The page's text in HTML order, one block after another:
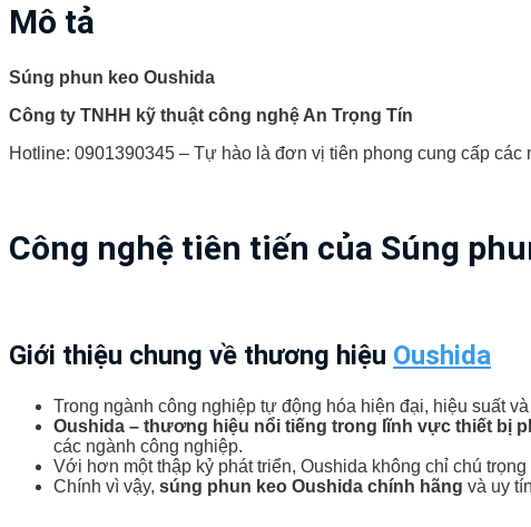
Mô tả
Súng phun keo Oushida
Công ty TNHH kỹ thuật công nghệ An Trọng Tín
Hotline: 0901390345 – Tự hào là đơn vị tiên phong cung cấp
Công nghệ tiên tiến của Súng
Giới thiệu chung về thương hiệu Oushida
Trong ngành công nghiệp tự động hóa hiện đại, hiệu suất
Oushida – thương hiệu nổi tiếng trong lĩnh vực thiết bị
các ngành công nghiệp.
Với hơn một thập kỷ phát triển, Oushida không chỉ chú
Chính vì vậy, súng phun keo Oushida chính hãng và uy